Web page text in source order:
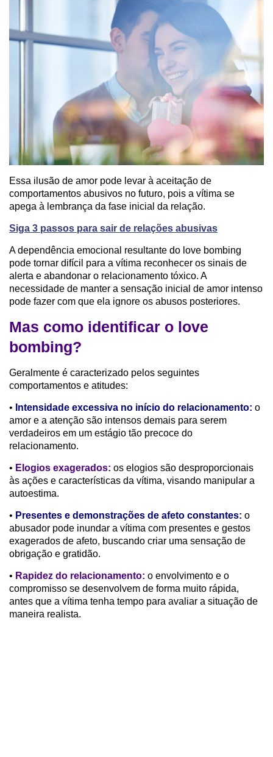
Essa ilusão de amor pode levar à aceitação de
comportamentos abusivos no futuro, pois a vítima se
apega à lembrança da fase inicial da relação.
Siga 3 passos para sair de relações abusivas
A dependência emocional resultante do love bombing
pode tornar difícil para a vítima reconhecer os sinais de
alerta e abandonar o relacionamento tóxico. A
necessidade de manter a sensação inicial de amor intenso
pode fazer com que ela ignore os abusos posteriores.
Mas como identificar o love
bombing?
Geralmente é caracterizado pelos seguintes
comportamentos e atitudes:
• Intensidade excessiva no início do relacionamento: o
amor e a atenção são intensos demais para serem
verdadeiros em um estágio tão precoce do
relacionamento.
• Elogios exagerados: os elogios são desproporcionais
às ações e características da vítima, visando manipular a
autoestima.
• Presentes e demonstrações de afeto constantes: o
abusador pode inundar a vítima com presentes e gestos
exagerados de afeto, buscando criar uma sensação de
obrigação e gratidão.
• Rapidez do relacionamento: o envolvimento e o
compromisso se desenvolvem de forma muito rápida,
antes que a vítima tenha tempo para avaliar a situação de
maneira realista.